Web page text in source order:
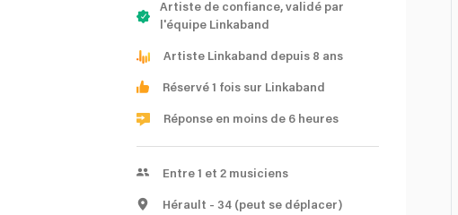
Artiste de confiance, validé par
l'équipe Linkaband
Artiste Linkaband depuis 8 ans
Réservé 1 fois sur Linkaband
Réponse en moins de 6 heures
Entre 1 et 2 musiciens
Hérault - 34 (peut se déplacer)